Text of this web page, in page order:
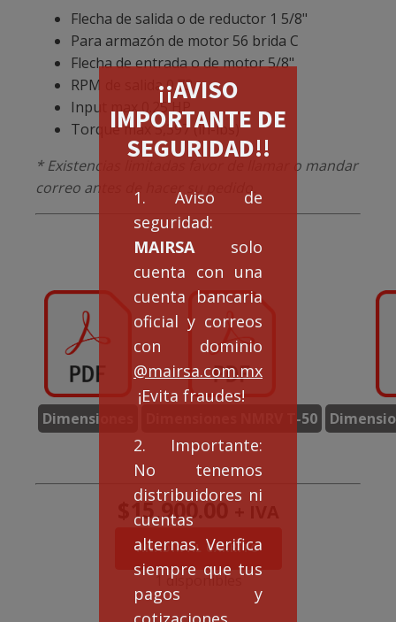
¡¡AVISO
IMPORTANTE DE
SEGURIDAD!!
1. Aviso de
seguridad:
MAIRSAsolo
cuenta con una
cuenta bancaria
oficial y correos
con dominio
@mairsa.com.mx
¡Evita fraudes!
2. Importante:
No tenemos
distribuidores ni
cuentas
alternas. Verifica
siempre que tus
pagos y
Flecha de salida o de reductor 1 5/8"
Para armazón de motor 56 brida C
Flecha de entrada o de motor 5/8"
RPM de salida 0.73
Input max 0.25 HP
Torque max 5,397 (in-lbs)
* Existencias limitadas favor de llamar o mandar
correo antes de hacer su pedido.
Dimensiones Dimensiones NMRV T-50
15,900.00
Doble
NMRVD50/110
AÑADIR AL CARRITO
1 disponibles